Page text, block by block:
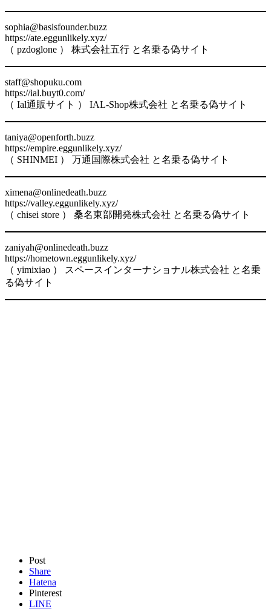
sophia@basisfounder.buzz
https://ate.eggunlikely.xyz/
（ pzdoglone ） 株式会社五行 と名乗る偽サイト
staff@shopuku.com
https://ial.buyt0.com/
（ Ial通販サイト ） IAL-Shop株式会社 と名乗る偽サイト
taniya@openforth.buzz
https://empire.eggunlikely.xyz/
（ SHINMEI ） 万通国際株式会社 と名乗る偽サイト
ximena@onlinedeath.buzz
https://valley.eggunlikely.xyz/
（ chisei store ） 桑名東部開発株式会社 と名乗る偽サイト
zaniyah@onlinedeath.buzz
https://hometown.eggunlikely.xyz/
（ yimixiao ） スペースインターナショナル株式会社 と名乗
る偽サイト
Post
Share
Hatena
Pinterest
LINE